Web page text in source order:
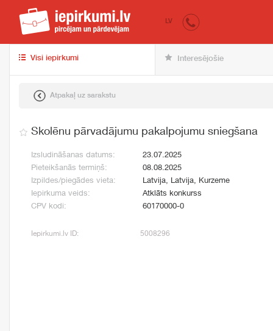
iepirkumi.lv
LV
Visi iepirkumi Interesējošie
Atpakaļ uz sarakstu
Skolēnu pārvadājumu pakalpojumu sniegšana
Izsludināšanas datums:
23.07.2025
Pieteikšanās termiņš:
08.08.2025
Izpildes/piegādes vieta:
Latvija, Latvija, Kurzeme
Iepirkuma veids:
Atklāts konkurss
CPV kodi:
60170000-0
Iepirkumi.lv ID: 5008296